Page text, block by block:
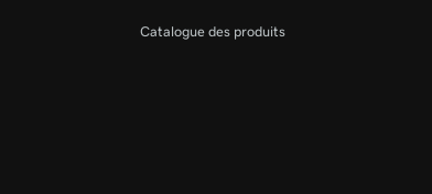
Catalogue des produits